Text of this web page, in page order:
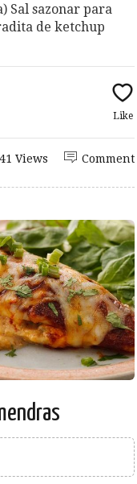
Sal sazonar para
de ketchup
Like
Comment
41 Views